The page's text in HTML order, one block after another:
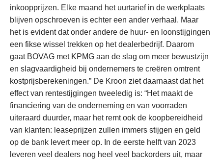
inkoopprijzen. Elke maand het uurtarief in de werkplaats
blijven opschroeven is echter een ander verhaal. Maar
het is evident dat onder andere de huur- en loonstijgingen
een fikse wissel trekken op het dealerbedrijf. Daarom
gaat BOVAG met KPMG aan de slag om meer bewustzijn
en slagvaardigheid bij ondernemers te creëren omtrent
kostprijsberekeningen.” De Kroon ziet daarnaast dat het
effect van rentestijgingen tweeledig is: “Het maakt de
financiering van de onderneming en van voorraden
uiteraard duurder, maar het remt ook de koopbereidheid
van klanten: leaseprijzen zullen immers stijgen en geld
op de bank levert meer op. In de eerste helft van 2023
leveren veel dealers nog heel veel backorders uit, maar